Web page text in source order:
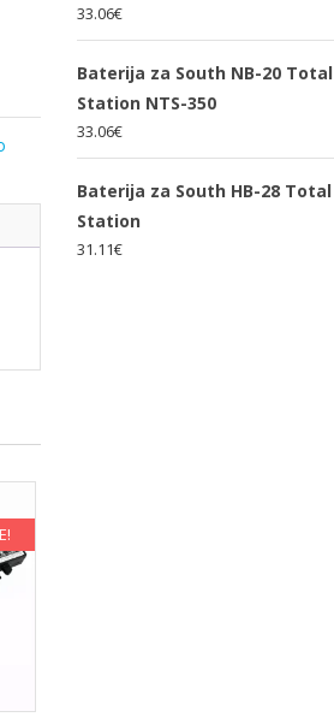
33.06€
Baterija za South NB-20 Total
Station NTS-350
33.06€
Baterija za South HB-28 Total
Station
31.11€